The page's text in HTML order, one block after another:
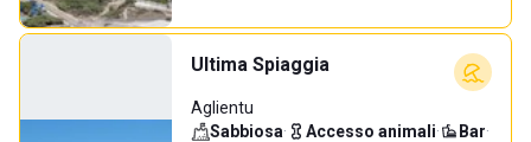
Ultima Spiaggia
Aglientu
Sabbiosa· Accesso animali· Bar·